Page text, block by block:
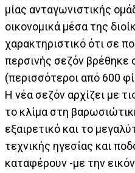
μίας ανταγωνιστικής
οικονομικά μέσα της
χαρακτηριστικό ότι σε
περσινής σεζόν
(περισσότεροι από 600
Η νέα σεζόν αρχίζει με
το κλίμα στη
εξαιρετικό και το
τεχνικής ηγεσίας και
καταφέρουν -με την